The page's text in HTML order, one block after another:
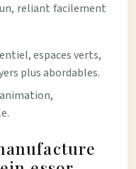
reliant facilement
espaces verts,
plus abordables.